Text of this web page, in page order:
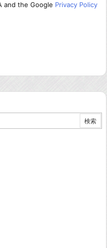
and the Google Privacy Policy